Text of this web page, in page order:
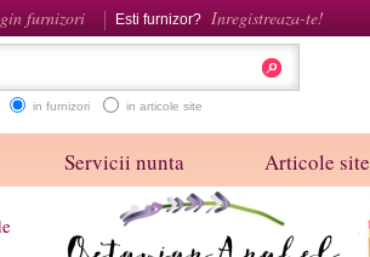
furnizori Esti furnizor? Inregistreaza-te!
in furnizori in articole site
Servicii nunta Articole site